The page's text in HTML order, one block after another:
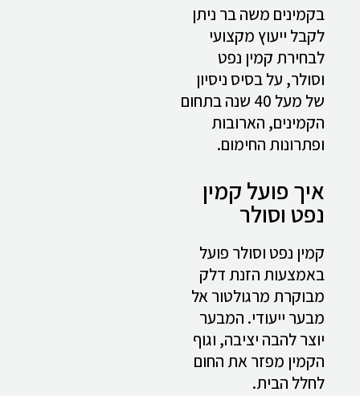
בקמינים משה בר ניתן
לקבל ייעוץ מקצועי
לבחירת קמין נפט
וסולר, על בסיס ניסיון
של מעל 40 שנה בתחום
הקמינים, הארובות
ופתרונות החימום.
איך פועל קמין
נפט וסולר
קמין נפט וסולר פועל
באמצעות הזנת דלק
מבוקרת מרגולטור אל
מבער ייעודי. המבער
יוצר להבה יציבה, וגוף
הקמין מפזר את החום
לחלל הבית.